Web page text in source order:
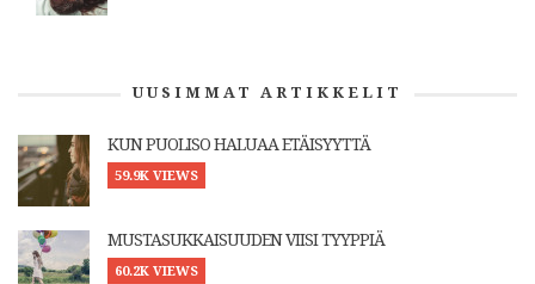
UUSIMMAT ARTIKKELIT
KUN PUOLISO HALUAA ETÄISYYTTÄ
59.9K VIEWS
MUSTASUKKAISUUDEN VIISI TYYPPIÄ
60.2K VIEWS